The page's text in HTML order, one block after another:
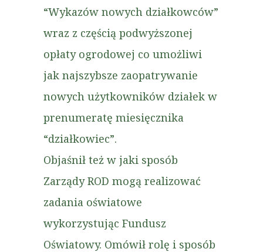
“Wykazów nowych działkowców”
wraz z częścią podwyższonej
opłaty ogrodowej co umożliwi
jak najszybsze zaopatrywanie
nowych użytkowników działek w
prenumeratę miesięcznika
“działkowiec”.
Objaśnił też w jaki sposób
Zarządy ROD mogą realizować
zadania oświatowe
wykorzystując Fundusz
Oświatowy. Omówił rolę i sposób